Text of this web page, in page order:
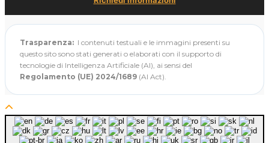
Trasparenza: I contenuti testuali e le immagini presenti su
questo sito sono stati generati o elaborati con il supporto di
tecnologie di Intelligenza Artificiale (AI), ai sensi del
Regolamento (UE) 2024/1689 (AI Act).